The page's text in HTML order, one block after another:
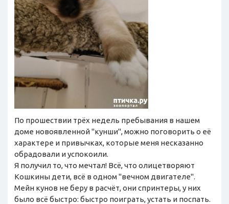
По прошествии трёх недель пребывания в нашем
доме новоявленной "кунши", можно поговорить о её
характере и привычках, которые меня несказанно
обрадовали и успокоили.
Я получил то, что мечтал! Всё, что олицетворяют
Кошкины дети, всё в одном "вечном двигателе".
Мейн кунов не беру в расчёт, они спринтеры, у них
было всё быстро: быстро поиграть, устать и поспать.